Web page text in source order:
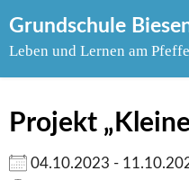
to
Grundschule
Leben und Lernen am
Projekt
04.10.2023 -